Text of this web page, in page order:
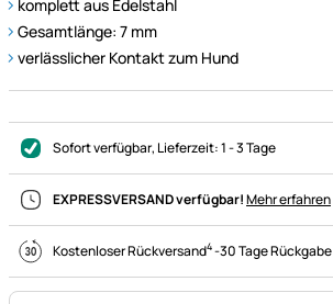
komplett aus Edelstahl
Gesamtlänge: 7 mm
verlässlicher Kontakt zum Hund
Sofort verfügbar, Lieferzeit:1 - 3 Tage
EXPRESSVERSAND verfügbar!Mehr erfahren
Kostenloser Rückversand4-30 Tage Rückgabe